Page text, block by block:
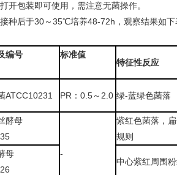
开包装即可使用，需注意无菌操作。
种后于30～35℃培养48-72h，观察结果如下
编号
标准值
特征性反应
ATCC10231
PR：0.5～2.0 绿-蓝绿色菌落
酵母
-
紫红色菌落，
规则
母
中心紫红周围